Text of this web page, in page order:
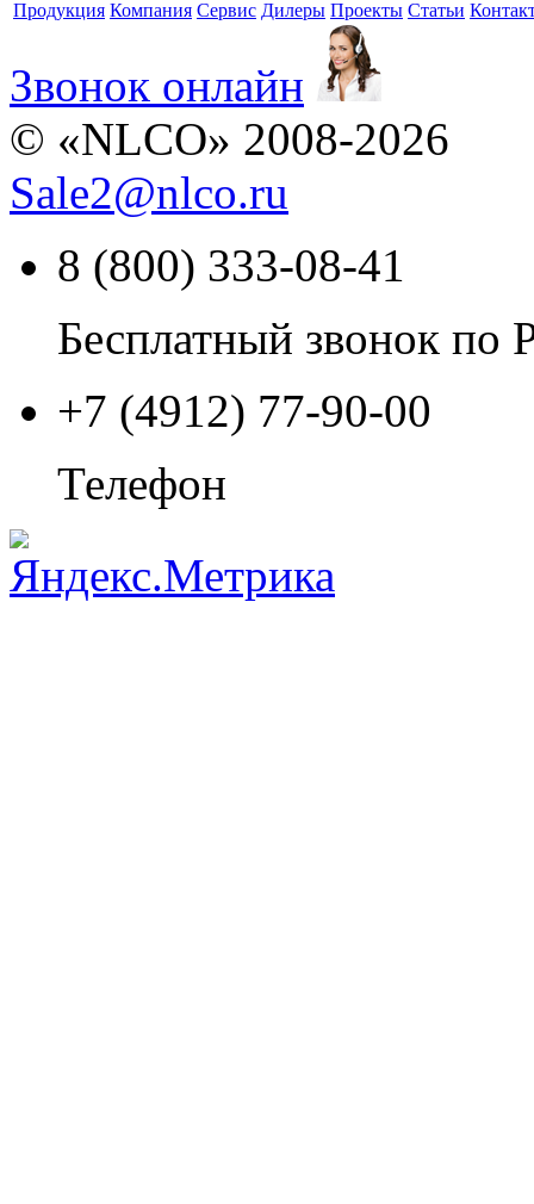
Продукция Компания Сервис Дилеры Проекты Статьи
Звонок онлайн
© «NLCO» 2008-2026
Sale2@nlco.ru
8 (800) 333-08-41
Бесплатный звонок по
+7 (4912) 77-90-00
Телефон